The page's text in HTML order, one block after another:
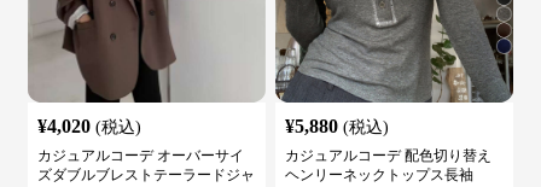
¥4,020 (税込)
カジュアルコーデ オーバーサイ
ズダブルブレストテーラードジャ
¥5,880 (税込)
カジュアルコーデ 配色切り替え
ヘンリーネックトップス長袖